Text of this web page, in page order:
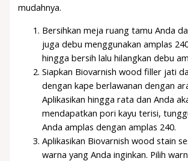
mudahnya.
Bersihkan meja ruang tamu Anda
juga debu menggunakan amplas
hingga bersih lalu hilangkan debu
Siapkan Biovarnish wood filler jati
dengan kape berlawanan dengan
Aplikasikan hingga rata dan Anda
mendapatkan pori kayu terisi,
Anda amplas dengan amplas 240.
Aplikasikan Biovarnish wood stain
warna yang Anda inginkan. Pilih